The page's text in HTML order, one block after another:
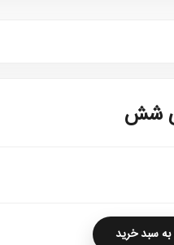
شش
به سبد خرید